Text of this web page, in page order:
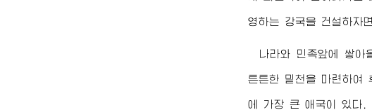
영하는 강국을 건설하자
나라와 민족앞에 쌓아
튼튼한 밑천을 마련하여
에 가장 큰 애국이 있다.